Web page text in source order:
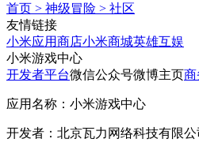
首页 > 神级冒险 > 社区
友情链接
小米应用商店小米商城英雄互娱
小米游戏中心
开发者平台微信公众号微博主页商
应用名称：小米游戏中心
开发者：北京瓦力网络科技有限公